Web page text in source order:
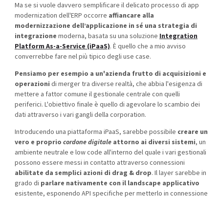
Ma se si vuole davvero semplificare il delicato processo di app
modernization dell'ERP occorre affiancare alla
modernizzazione dell’applicazione in sé una strategia di
integrazione moderna, basata su una soluzione Integration
Platform As-a-Service (iPaaS). È quello che a mio avviso
converrebbe fare nel più tipico degli use case.
Pensiamo per esempio a un'azienda frutto di acquisizioni e
operazioni di merger tra diverse realtà, che abbia l'esigenza di
mettere a fattor comune il gestionale centrale con quelli
periferici. L'obiettivo finale è quello di agevolare lo scambio dei
dati attraverso i vari gangli della corporation.
Introducendo una piattaforma iPaaS, sarebbe possibile creare un
vero e proprio cordone digitale attorno ai diversi sistemi, un
ambiente neutrale e low code all'interno del quale i vari gestionali
possono essere messi in contatto attraverso connessioni
abilitate da semplici azioni di drag & drop. Il layer sarebbe in
grado di parlare nativamente con il landscape applicativo
esistente, esponendo API specifiche per metterlo in connessione